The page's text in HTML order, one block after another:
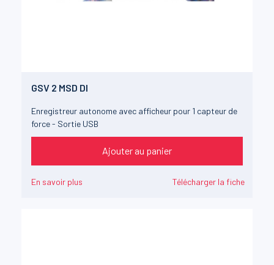
GSV 2 MSD DI
Enregistreur autonome avec afficheur pour 1 capteur de
force - Sortie USB
Ajouter au panier
En savoir plus Télécharger la fiche